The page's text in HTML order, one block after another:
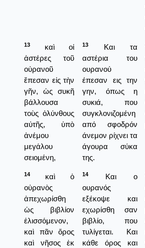
13
καὶ οἱ
ἀστέρες τοῦ
οὐρανοῦ
ἔπεσαν εἰς τὴν
γῆν, ὡς συκῆ
βάλλουσα
τοὺς ὀλύνθους
αὐτῆς, ὑπὸ
ἀνέμου
μεγάλου
σειομένη,
13
Και τα
αστέρια του
ουρανού
έπεσαν εις την
γην, όπως η
συκιά, που
συγκλονιζομένη
από σφοδρόν
άνεμον ρίχνει τα
άγουρα σύκα
της.
14
καὶ ὁ
οὐρανὸς
ἀπεχωρίσθη
ὡς βιβλίον
ἑλισσόμενον,
καὶ πᾶν ὄρος
καὶ νῆσος ἐκ
14
Και ο
ουρανός
εξέκοψε και
εχωρίσθη σαν
βιβλίο, που
τυλίγεται. Και
κάθε όρος και